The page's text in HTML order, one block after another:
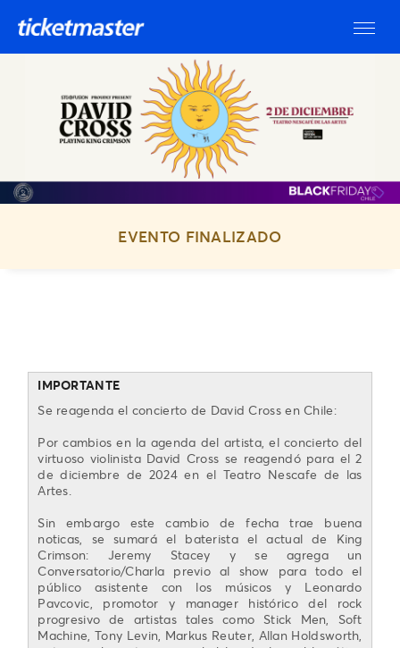
EVENTO FINALIZADO
IMPORTANTE
Se reagenda el concierto de David Cross en Chile:
Por cambios en la agenda del artista, el concierto del
virtuoso violinista David Cross se reagendó para el 2
de diciembre de 2024 en el Teatro Nescafe de las
Artes.
Sin embargo este cambio de fecha trae buena
noticas, se sumará el baterista el actual de King
Crimson: Jeremy Stacey y se agrega un
Conversatorio/Charla previo al show para todo el
público asistente con los músicos y Leonardo
Pavcovic, promotor y manager histórico del rock
progresivo de artistas tales como Stick Men, Soft
Machine, Tony Levin, Markus Reuter, Allan Holdsworth,